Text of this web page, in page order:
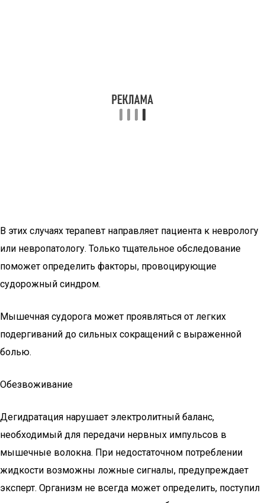
В этих случаях терапевт направляет пациента к неврологу
или невропатологу. Только тщательное обследование
поможет определить факторы, провоцирующие
судорожный синдром.
Мышечная судорога может проявляться от легких
подергиваний до сильных сокращений с выраженной
болью.
Обезвоживание
Дегидратация нарушает электролитный баланс,
необходимый для передачи нервных импульсов в
мышечные волокна. При недостаточном потреблении
жидкости возможны ложные сигналы, предупреждает
эксперт. Организм не всегда может определить, поступил